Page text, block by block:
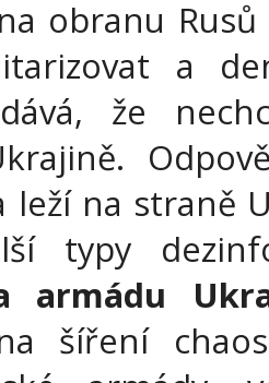
obranu
a
že
leží na straně
typy
armádu
šíření